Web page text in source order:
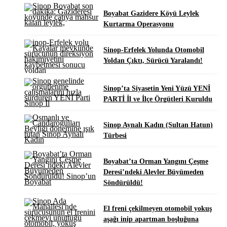
Boyabat Gazidere Köyü Leylek
Kurtarma Operasyonu
Sinop-Erfelek Yolunda Otomobil
Yoldan Çıktı, Sürücü Yaralandı!
Sinop’ta Siyasetin Yeni Yüzü YENİ
PARTİ İl ve İlçe Örgütleri Kuruldu
Sinop Aynalı Kadın (Sultan Hatun)
Türbesi
Boyabat’ta Orman Yangını Çeşme
Deresi’ndeki Alevler Büyümeden
Söndürüldü!
El freni çekilmeyen otomobil yokuş
aşağı inip apartman boşluğuna